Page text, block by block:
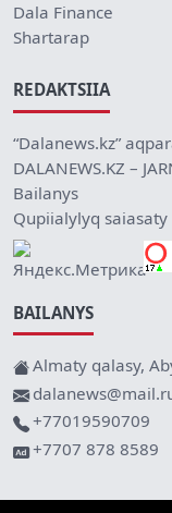
Dala Finance
Shartarap
REDAKTSIIA
“Dalanews.kz”
DALANEWS.KZ –
Bailanys
Qupiialylyq saiasaty
BAILANYS
Almaty qalasy,
+77019590709
+7707 878 8589